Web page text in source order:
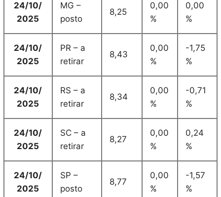
24/10/
2025
MG –
posto
8,25
0,00
%
0,00
%
24/10/
2025
PR – a
retirar
8,43
0,00
%
-1,75
%
24/10/
2025
RS – a
retirar
8,34
0,00
%
-0,71
%
24/10/
2025
SC – a
retirar
8,27
0,00
%
0,24
%
24/10/
2025
SP –
posto
8,77
0,00
%
-1,57
%